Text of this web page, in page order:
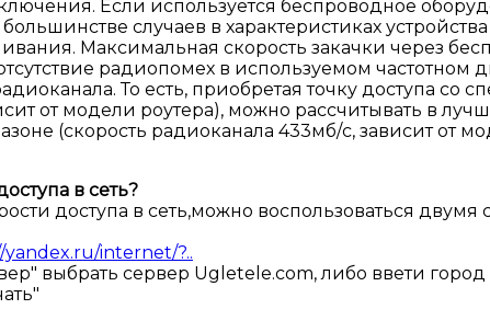
Если используется беспроводное
случаев в характеристиках
Максимальная скорость закачки через
радиопомех в используемом частотном
То есть, приобретая точку доступа со
от модели роутера), можно рассчитывать в
(скорость радиоканала 433мб/с, зависит от
в сеть?
доступа в сеть,можно воспользоваться двумя
yandex.ru/internet/?..
выбрать сервер Ugletele.com, либо ввети